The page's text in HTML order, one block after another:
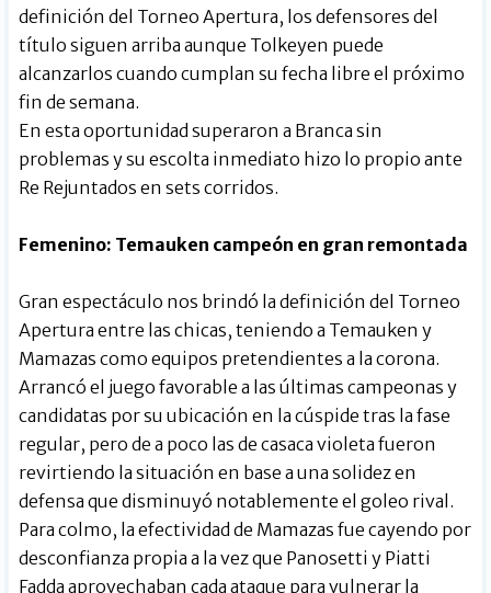
definición del Torneo Apertura, los defensores del
título siguen arriba aunque Tolkeyen puede
alcanzarlos cuando cumplan su fecha libre el próximo
fin de semana.
En esta oportunidad superaron a Branca sin
problemas y su escolta inmediato hizo lo propio ante
Re Rejuntados en sets corridos.
Femenino: Temauken campeón en gran remontada
Gran espectáculo nos brindó la definición del Torneo
Apertura entre las chicas, teniendo a Temauken y
Mamazas como equipos pretendientes a la corona.
Arrancó el juego favorable a las últimas campeonas y
candidatas por su ubicación en la cúspide tras la fase
regular, pero de a poco las de casaca violeta fueron
revirtiendo la situación en base a una solidez en
defensa que disminuyó notablemente el goleo rival.
Para colmo, la efectividad de Mamazas fue cayendo por
desconfianza propia a la vez que Panosetti y Piatti
Fadda aprovechaban cada ataque para vulnerar la